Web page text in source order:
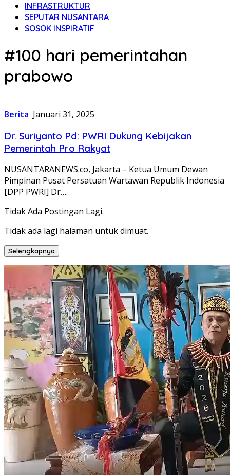
INFRASTRUKTUR
SEPUTAR NUSANTARA
SOSOK INSPIRATIF
#100 hari pemerintahan
prabowo
Berita Januari 31, 2025
Dr. Suriyanto Pd: PWRI Dukung Kebijakan
Pemerintah Pro Rakyat
NUSANTARANEWS.co, Jakarta – Ketua Umum Dewan
Pimpinan Pusat Persatuan Wartawan Republik Indonesia
[DPP PWRI] Dr….
Tidak Ada Postingan Lagi.
Tidak ada lagi halaman untuk dimuat.
Selengkapnya